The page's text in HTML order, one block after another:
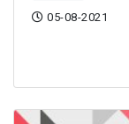
05-08-2021